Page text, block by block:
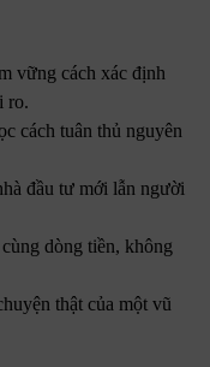
vững cách xác định
ro.
cách tuân thủ nguyên
đầu tư mới lẫn người
dòng tiền, không
thật của một vũ